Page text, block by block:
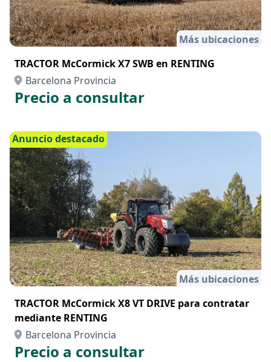
Más ubicaciones
TRACTOR McCormick X7 SWB en RENTING
Barcelona Provincia
Precio a consultar
Anuncio destacado
Más ubicaciones
TRACTOR McCormick X8 VT DRIVE para contratar
mediante RENTING
Barcelona Provincia
Precio a consultar